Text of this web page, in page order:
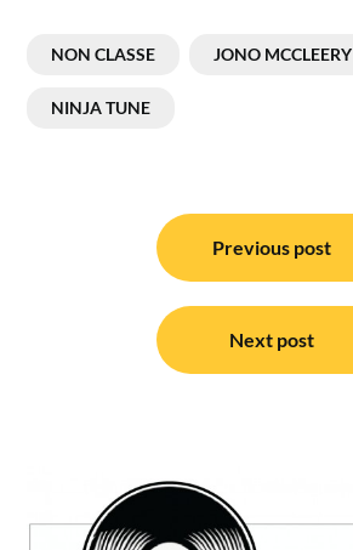
NON CLASSE JONO MCCLEERY
NINJA TUNE
Navigation
Previous post
Next post